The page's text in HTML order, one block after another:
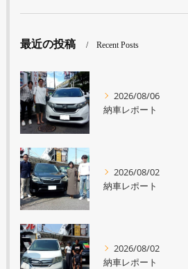
最近の投稿 Recent Posts
2026/08/06
納車レポート
2026/08/02
納車レポート
2026/08/02
納車レポート